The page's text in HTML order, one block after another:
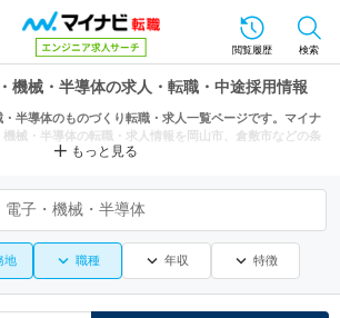
閲覧履歴 検索
機械・半導体の求人・転職・中途採用情報
半導体のものづくり転職・求人一覧ページです。マイナ
械・半導体の転職・求人情報を岡山市、倉敷市などの条
もっと見る
電子・機械・半導体
地 職種 年収 特徴